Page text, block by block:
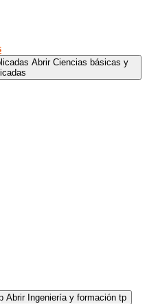
Abrir Ciencias básicas y
Abrir Ingeniería y formación tp